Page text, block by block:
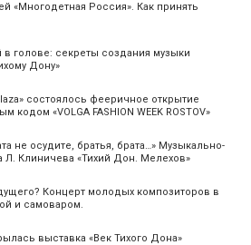
«Многодетная Россия». Как принять
в голове: секреты создания музыки
Дону»
состоялось фееричное открытие
«VOLGA FASHION WEEK ROSTOV»
не осудите, братья, брата…» Музыкально-
Л. Клиничева «Тихий Дон. Мелехов»
Концерт молодых композиторов в
и самоваром.
выставка «Век Тихого Дона»